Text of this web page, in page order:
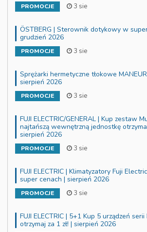
PROMOCJE 3 sie
ÖSTBERG | Sterownik dotykowy w
grudzień 2026
PROMOCJE 3 sie
Sprężarki hermetyczne tłokowe
sierpień 2026
PROMOCJE 3 sie
FUJI ELECTRIC/GENERAL | Kup zestaw
najtańszą wewnętrzną jednostkę
sierpień 2026
PROMOCJE 3 sie
FUJI ELECTRIC | Klimatyzatory Fuji
super cenach | sierpień 2026
PROMOCJE 3 sie
FUJI ELECTRIC | 5+1 Kup 5 urządzeń
otrzymaj za 1 zł! | sierpień 2026